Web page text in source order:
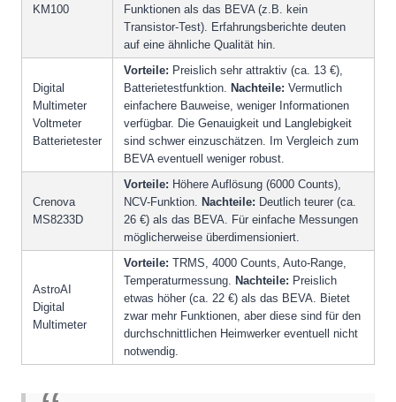
KM100
Funktionen als das BEVA (z.B. kein
Transistor-Test). Erfahrungsberichte deuten
auf eine ähnliche Qualität hin.
Digital
Multimeter
Voltmeter
Batterietester
Vorteile: Preislich sehr attraktiv (ca. 13 €),
Batterietestfunktion. Nachteile: Vermutlich
einfachere Bauweise, weniger Informationen
verfügbar. Die Genauigkeit und Langlebigkeit
sind schwer einzuschätzen. Im Vergleich zum
BEVA eventuell weniger robust.
Crenova
MS8233D
Vorteile: Höhere Auflösung (6000 Counts),
NCV-Funktion. Nachteile: Deutlich teurer (ca.
26 €) als das BEVA. Für einfache Messungen
möglicherweise überdimensioniert.
AstroAI
Digital
Multimeter
Vorteile: TRMS, 4000 Counts, Auto-Range,
Temperaturmessung. Nachteile: Preislich
etwas höher (ca. 22 €) als das BEVA. Bietet
zwar mehr Funktionen, aber diese sind für den
durchschnittlichen Heimwerker eventuell nicht
notwendig.